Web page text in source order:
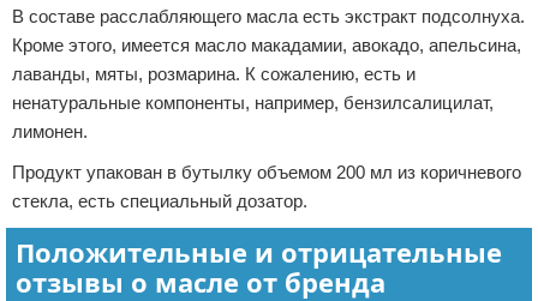
В составе расслабляющего масла есть экстракт подсолнуха.
Кроме этого, имеется масло макадамии, авокадо, апельсина,
лаванды, мяты, розмарина. К сожалению, есть и
ненатуральные компоненты, например, бензилсалицилат,
лимонен.
Продукт упакован в бутылку объемом 200 мл из коричневого
стекла, есть специальный дозатор.
Положительные и отрицательные
отзывы о масле от бренда